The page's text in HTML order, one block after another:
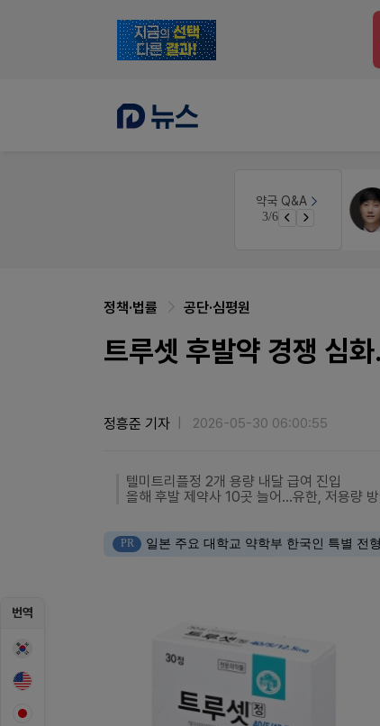
약국 Q&A
3/6
생각자국 디자인
번역
정책·법률 공단·심평원
트루셋 후발약 경쟁 심
정흥준 기자 2026-05-30 06:00:55
텔미트리플정 2개 용량 내달 급여 진입
올해 후발 제약사 10곳 늘어...유한, 저용량 방
PR 일본 주요 대학교 약학부 한국인 특별 전